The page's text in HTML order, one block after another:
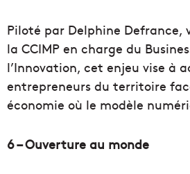
Piloté par Delphine Defrance,
la CCIMP en charge du
l’Innovation, cet enjeu vise à
entrepreneurs du territoire
économie où le modèle
6 – Ouverture au monde